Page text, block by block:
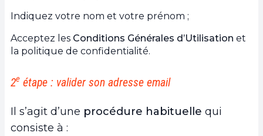
Indiquez votre nom et votre prénom ;
Acceptez les Conditions Générales d’Utilisation et
la politique de confidentialité.
2e étape : valider son adresse email
Il s’agit d’une procédure habituelle qui
consiste à :